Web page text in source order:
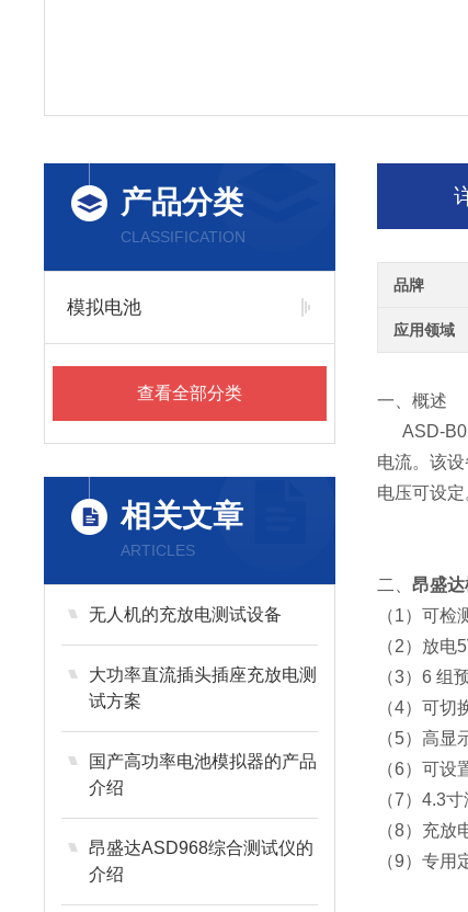
产品分类
CLASSIFICATION
模拟电池
查看全部分类
相关文章
ARTICLES
无人机的充放电测试设备
大功率直流插头插座充放电测
试方案
国产高功率电池模拟器的产品
介绍
昂盛达ASD968综合测试仪的
介绍
品牌
应用领域
一、概述
ASD-
电流。该
电压可设定
二、 昂盛
（1）可
（2）放电
（3）6 组
（4）可切
（5）高显
（6）可设
（7）4.3
（8）充放
（9）专用